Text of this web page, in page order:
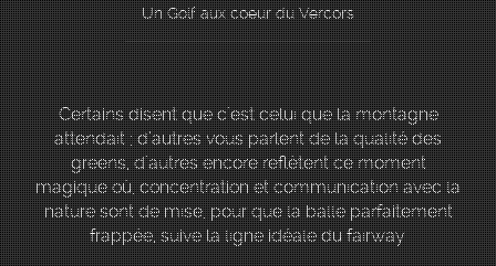
Un Golf aux coeur du Vercors
Certains disent que c’est celui que la montagne
attendait ; d’autres vous parlent de la qualité des
greens, d’autres encore reflètent ce moment
magique où, concentration et communication avec la
nature sont de mise, pour que la balle parfaitement
frappée, suive la ligne idéale du fairway.